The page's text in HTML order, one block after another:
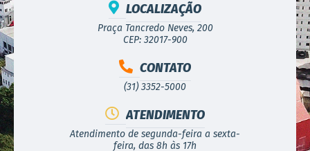
LOCALIZAÇÃO
Praça Tancredo Neves, 200
CEP: 32017-900
CONTATO
(31) 3352-5000
ATENDIMENTO
Atendimento de segunda-feira a sexta-
feira, das 8h às 17h